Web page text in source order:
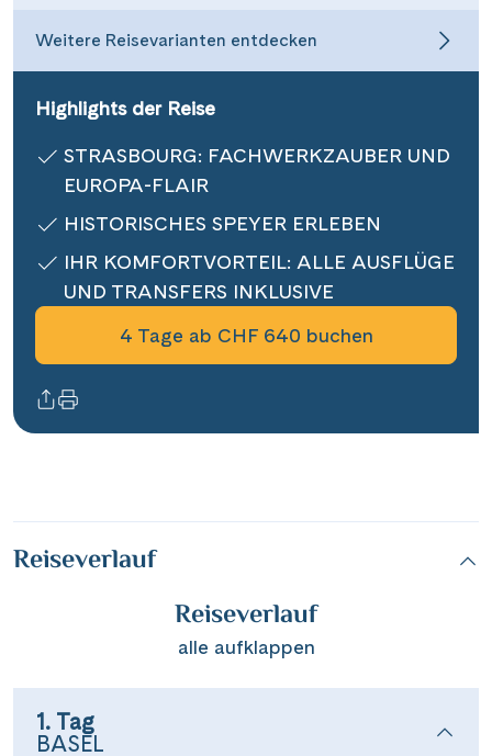
Kontakt
Reisekalender
Reisegutscheine
Reisekataloge
Kundenlogin
Weitere Reisevarianten entdecken
Highlights der Reise
STRASBOURG: FACHWERKZAUBER UND
EUROPA-FLAIR
HISTORISCHES SPEYER ERLEBEN
IHR KOMFORTVORTEIL: ALLE AUSFLÜGE
UND TRANSFERS INKLUSIVE
4 Tage ab CHF 640 buchen
Reiseverlauf
Reiseverlauf
alle aufklappen
1. Tag
BASEL